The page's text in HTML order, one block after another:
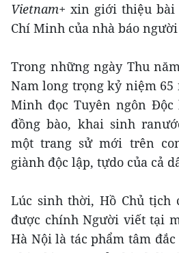
Vietnam+ xin giới thiệu bài
Chí Minh của nhà báo
Trong những ngày Thu
Nam long trọng kỷ niệm 65
Minh đọc Tuyên ngôn
đồng bào, khai sinh
một trang sử mới trên
giành độc lập, tựdo của cả
Lúc sinh thời, Hồ Chủ tịch
được chính Người viết tại
Hà Nội là tác phẩm tâm